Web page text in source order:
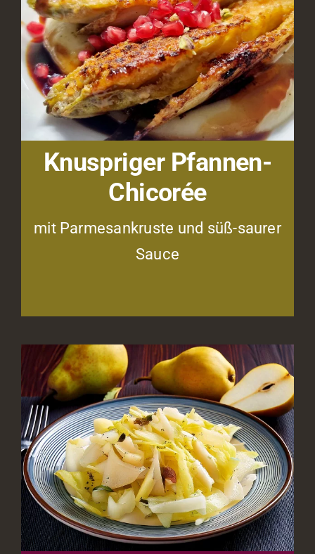
Knuspriger Pfannen-
Chicorée
mit Parmesankruste und süß-saurer
Sauce